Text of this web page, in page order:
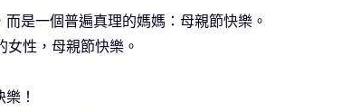
是一個普遍真理的媽媽：母親節快樂。
性，母親節快樂。
！